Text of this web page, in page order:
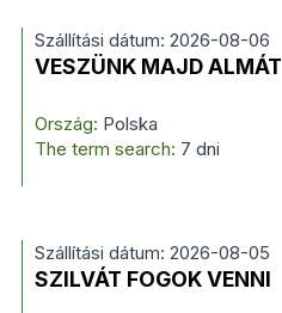
Szállítási dátum: 2026-08-06
VESZÜNK MAJD ALMÁT
Ország: Polska
The term search: 7 dni
Szállítási dátum: 2026-08-05
SZILVÁT FOGOK VENNI